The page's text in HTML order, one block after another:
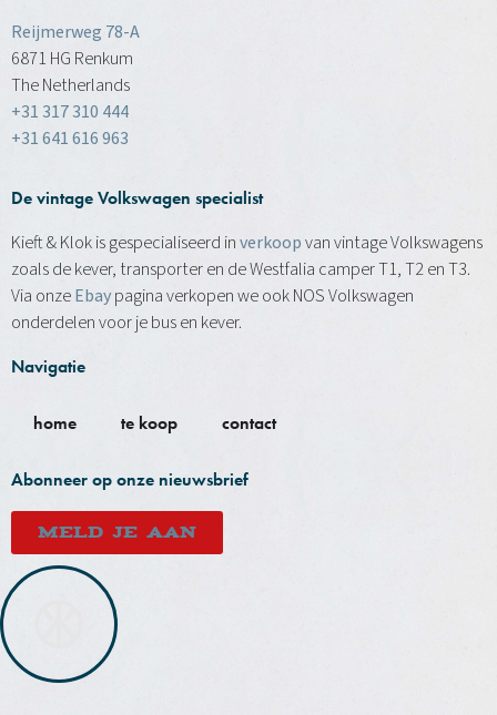
Reijmerweg 78-A
6871 HG Renkum
The Netherlands
+31 317 310 444
+31 641 616 963
De vintage Volkswagen specialist
Kieft & Klok is gespecialiseerd inverkoopvan vintage Volkswagens
zoals de kever, transporter en de Westfalia camper T1, T2 en T3.
Via onzeEbaypagina verkopen we ook NOS Volkswagen
onderdelen voor je bus en kever.
Navigatie
home te koop contact
Abonneer op onze nieuwsbrief
MELD JE AAN